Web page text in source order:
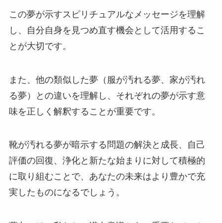
この夢が示すスピリチュアルなメッセージを理解
し、自分自身を見つめ直す機会として活用するこ
とが大切です。
また、他の類似した夢（服が汚れる夢、家が汚れ
る夢）との違いを理解し、それぞれの夢が示す意
味を正しく解釈することが重要です。
靴が汚れる夢が暗示する問題の解決と成長、自己
評価の回復、浄化と新たな始まりに対して積極的
に取り組むことで、あなたの未来はより豊かで充
実したものになるでしょう。